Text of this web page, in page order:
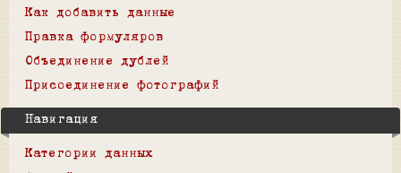
Как добавить данные
Правка формуляров
Объединение дублей
Присоединение фотографий
Навигация
Категории данных